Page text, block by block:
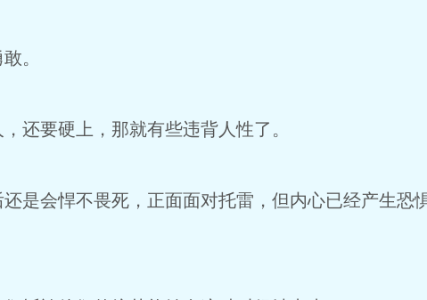
。
还要硬上，那就有些违背人性了。
是会悍不畏死，正面面对托雷，但内心已经产生恐